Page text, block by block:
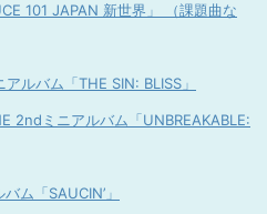
101 JAPAN 新世界」 （課題曲な
ルバム「THE SIN: BLISS」
2ndミニアルバム「UNBREAKABLE:
ム「SAUCIN’」